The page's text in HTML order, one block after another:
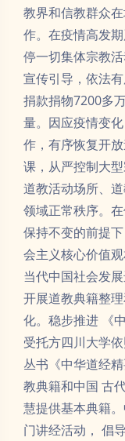
教界和信教群众
作。在疫情高发
停一切集体宗教
宣传引导，依法
捐款捐物7200多
量。因应疫情变
作，有序恢复开
课，从严控制大
道教活动场所、
领域正常秩序。
保持不变的前提
会主义核心价值
当代中国社会发
开展道教典籍整
化。稳步推进 《
受托方四川大学
丛书《中华道经
教典籍和中国 古
慧提供基本典籍
门讲经活动， 倡